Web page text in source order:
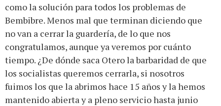
como la solución para todos los problemas de
Bembibre. Menos mal que terminan diciendo que
no van a cerrar la guardería, de lo que nos
congratulamos, aunque ya veremos por cuánto
tiempo. ¿De dónde saca Otero la barbaridad de que
los socialistas queremos cerrarla, si nosotros
fuimos los que la abrimos hace 15 años y la hemos
mantenido abierta y a pleno servicio hasta junio